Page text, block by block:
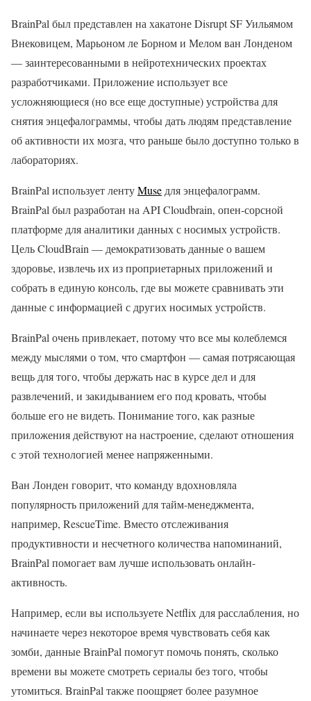
BrainPal был представлен на хакатоне Disrupt SF Уильямом
Внековицем, Марьоном ле Борном и Мелом ван Лонденом
— заинтересованными в нейротехнических проектах
разработчиками. Приложение использует все
усложняющиеся (но все еще доступные) устройства для
снятия энцефалограммы, чтобы дать людям представление
об активности их мозга, что раньше было доступно только в
лабораториях.
BrainPal использует лентуMuse для энцефалограмм.
BrainPal был разработан на API Cloudbrain, опен-сорсной
платформе для аналитики данных с носимых устройств.
Цель CloudBrain — демократизовать данные о вашем
здоровье, извлечь их из проприетарных приложений и
собрать в единую консоль, где вы можете сравнивать эти
данные с информацией с других носимых устройств.
BrainPal очень привлекает, потому что все мы колеблемся
между мыслями о том, что смартфон — самая потрясающая
вещь для того, чтобы держать нас в курсе дел и для
развлечений, и закидыванием его под кровать, чтобы
больше его не видеть. Понимание того, как разные
приложения действуют на настроение, сделают отношения
с этой технологией менее напряженными.
Ван Лонден говорит, что команду вдохновляла
популярность приложений для тайм-менеджмента,
например, RescueTime. Вместо отслеживания
продуктивности и несчетного количества напоминаний,
BrainPal помогает вам лучше использовать онлайн-
активность.
Например, если вы используете Netflix для расслабления, но
начинаете через некоторое время чувствовать себя как
зомби, данные BrainPal помогут помочь понять, сколько
времени вы можете смотреть сериалы без того, чтобы
утомиться. BrainPal также поощряет более разумное